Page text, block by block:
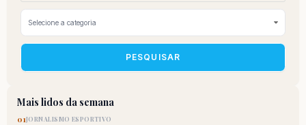
PESQUISAR
Mais lidos da semana
01JORNALISMO ESPORTIVO